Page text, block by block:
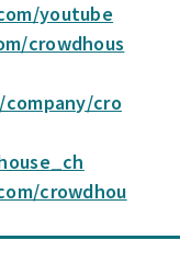
youtube
crowdhous
cro
crowdhou